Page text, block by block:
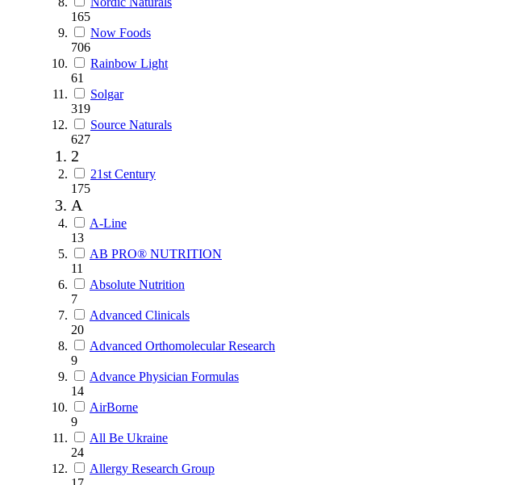
165
Now Foods
706
Rainbow Light
61
Solgar
319
Source Naturals
627
2
21st Century
175
A
A-Line
13
AB PRO® NUTRITION
11
Absolute Nutrition
7
Advanced Clinicals
20
Advanced Orthomolecular Research
9
Advance Physician Formulas
14
AirBorne
9
All Be Ukraine
24
Allergy Research Group